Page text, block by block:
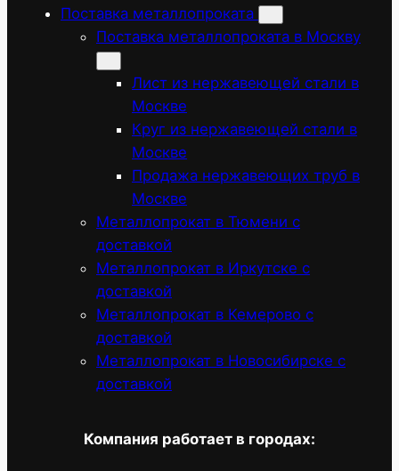
Поставка металлопроката
Поставка металлопроката в Москву
Лист из нержавеющей стали в
Москве
Круг из нержавеющей стали в
Москве
Продажа нержавеющих труб в
Москве
Металлопрокат в Тюмени с
доставкой
Металлопрокат в Иркутске с
доставкой
Металлопрокат в Кемерово с
доставкой
Металлопрокат в Новосибирске с
доставкой
Компания работает в городах: